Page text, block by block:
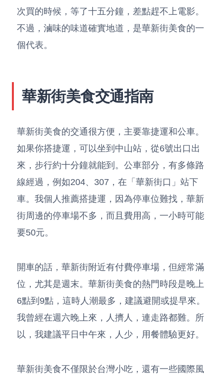
次買的時候，等了十五分鐘，差點趕不上電影。
不過，滷味的味道確實地道，是華新街美食的一
個代表。
華新街美食交通指南
華新街美食的交通很方便，主要靠捷運和公車。
如果你搭捷運，可以坐到中山站，從6號出口出
來，步行約十分鐘就能到。公車部分，有多條路
線經過，例如204、307，在「華新街口」站下
車。我個人推薦搭捷運，因為停車位難找，華新
街周邊的停車場不多，而且費用高，一小時可能
要50元。
開車的話，華新街附近有付費停車場，但經常滿
位，尤其是週末。華新街美食的熱門時段是晚上
6點到9點，這時人潮最多，建議避開或提早來。
我曾經在週六晚上來，人擠人，連走路都難。所
以，我建議平日中午來，人少，用餐體驗更好。
華新街美食不僅限於台灣小吃，還有一些國際風